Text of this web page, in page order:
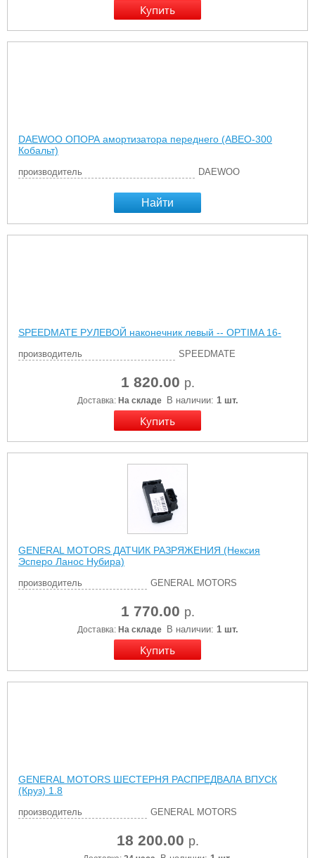
DAEWOO ОПОРА амортизатора переднего (АВЕО-300
Кобальт)
производитель DAEWOO
Найти
SPEEDMATE РУЛЕВОЙ наконечник левый -- OPTIMA 16-
производитель SPEEDMATE
1 820.00 р.
Доставка: На складе В наличии: 1 шт.
GENERAL MOTORS ДАТЧИК РАЗРЯЖЕНИЯ (Нексия
Эсперо Ланос Нубира)
производитель GENERAL MOTORS
1 770.00 р.
Доставка: На складе В наличии: 1 шт.
GENERAL MOTORS ШЕСТЕРНЯ РАСПРЕДВАЛА ВПУСК
(Круз) 1.8
производитель GENERAL MOTORS
18 200.00 р.